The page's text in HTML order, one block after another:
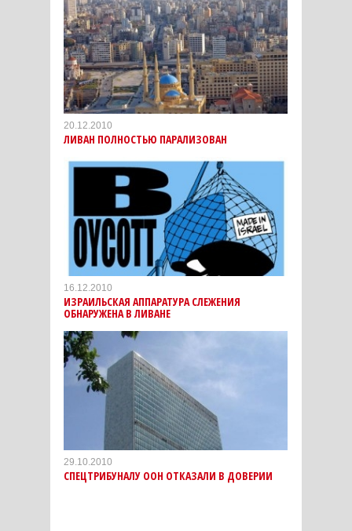
20.12.2010
ЛИВАН ПОЛНОСТЬЮ ПАРАЛИЗОВАН
16.12.2010
ИЗРАИЛЬСКАЯ АППАРАТУРА СЛЕЖЕНИЯ
ОБНАРУЖЕНА В ЛИВАНЕ
29.10.2010
СПЕЦТРИБУНАЛУ ООН ОТКАЗАЛИ В ДОВЕРИИ